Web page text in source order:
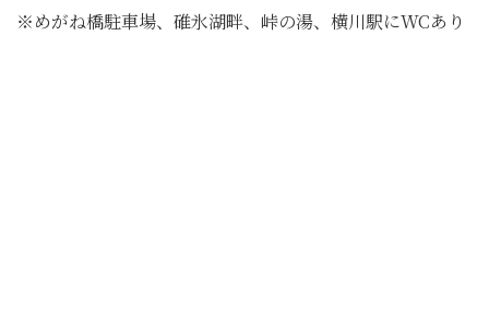
※めがね橋駐車場、碓氷湖畔、峠の湯、横川駅にWCあり